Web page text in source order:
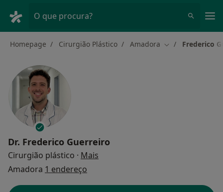
O que procura?
Homepage Cirurgião Plástico Amadora Mudar de cidade
Frederico
Dr. Frederico Guerreiro
Cirurgião plástico · Mais
Amadora 1 endereço